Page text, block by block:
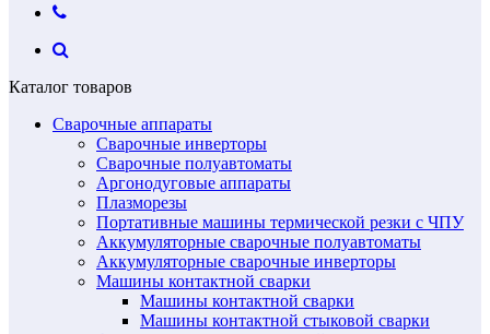
Каталог товаров
Сварочные аппараты
Сварочные инверторы
Сварочные полуавтоматы
Аргонодуговые аппараты
Плазморезы
Портативные машины термической резки с ЧПУ
Аккумуляторные сварочные полуавтоматы
Аккумуляторные сварочные инверторы
Машины контактной сварки
Машины контактной сварки
Машины контактной стыковой сварки